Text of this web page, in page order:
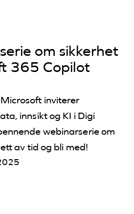
om sikkerhet
365 Copilot
inviterer
innsikt og KI i Digi
webinarserie om
av tid og bli med!